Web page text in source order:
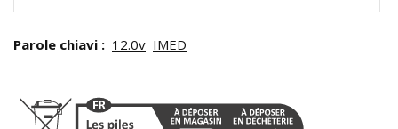
Parole chiavi : 12.0v IMED